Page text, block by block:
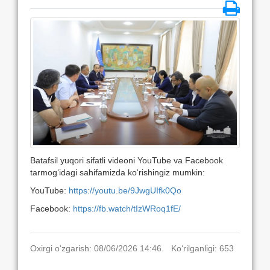
Batafsil yuqori sifatli videoni YouTube va Facebook
tarmog‘idagi sahifamizda ko‘rishingiz mumkin:
YouTube: https://youtu.be/9JwgUIfk0Qo
Facebook: https://fb.watch/tIzWRoq1fE/
Oxirgi o‘zgarish: 08/06/2026 14:46. Ko‘rilganligi: 653